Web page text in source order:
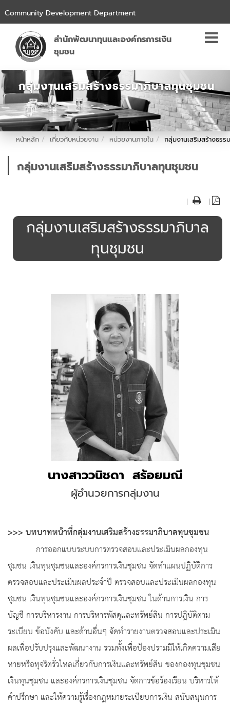
Community Development Department
สำนักพัฒนาทุนและองค์กรการเงิน
ชุมชน
กลุ่มงานเสริมสร้างธรรมาภิบาลทุนชุมชน
หน้าหลัก เกี่ยวกับหน่วยงาน หน่วยงานภายใน กลุ่มงานเสริมสร้างธร
กลุ่มงานเสริมสร้างธรรมาภิบาลทุนชุมชน
| |
กลุ่มงานเสริมสร้างธรรมาภิบาล
ทุนชุมชน
นางสาววนิชดา สร้อยมณี
ผู้อำนวยการกลุ่มงาน
>>> บทบาทหน้าที่กลุ่มงานเสริมสร้างธรรมาภิบาลทุนชุมชน
การออกแบบระบบการตรวจสอบและประเมินผลกองทุน
ชุมชน เงินทุนชุมชนและองค์กรการเงินชุมชน จัดทำแผนปฏิบัติการ
ตรวจสอบและประเมินผลประจำปี ตรวจสอบและประเมินผลกองทุน
ชุมชน เงินทุนชุมชนและองค์กรการเงินชุมชน ในด้านการเงิน การ
บัญชี การบริหารงาน การบริหารพัสดุและทรัพย์สิน การปฏิบัติตาม
ระเบียบ ข้อบังคับ และด้านอื่นๆ จัดทำรายงานตรวจสอบและประเมิน
ผลเพื่อปรับปรุงและพัฒนางาน รวมทั้งเพื่อป้องปรามมิให้เกิดความเสีย
หายหรือทุจริตรั่วไหลเกี่ยวกับการเงินและทรัพย์สิน ของกองทุนชุมชน
เงินทุนชุมชน และองค์กรการเงินชุมชน จัดการข้อร้องเรียน บริหารให้
คำปรึกษา และให้ความรู้เรื่องกฎหมายระเบียบการเงิน สนับสนุนการ